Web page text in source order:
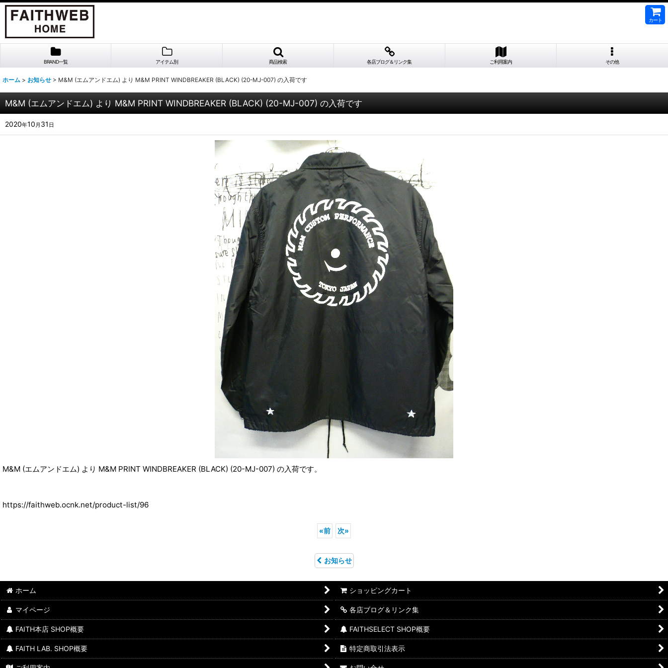
カート
BRAND一覧 アイテム別 商品検索 各店ブログ＆リンク集 ご利用案内 その他
ホーム > お知らせ > M&M (エムアンドエム) より M&M PRINT WINDBREAKER (BLACK) (20-MJ-007) の入荷です
M&M (エムアンドエム) より M&M PRINT WINDBREAKER (BLACK) (20-MJ-007) の入荷です
2020年10 月 31 日
M&M (エムアンドエム) より M&M PRINT WINDBREAKER (BLACK) (20-MJ-007) の入荷です。
https://faithweb.ocnk.net/product-list/96
«前 次»
お知らせ
ホーム ショッピングカート
マイページ 各店ブログ＆リンク集
FAITH本店 SHOP概要 FAITHSELECT SHOP概要
FAITH LAB. SHOP概要 特定商取引法表示